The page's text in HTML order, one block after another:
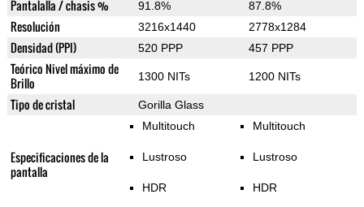
Pantalalla / chasis % 91.8% 87.8%
Resolución 3216x1440 2778x1284
Densidad (PPI) 520 PPP 457 PPP
Teórico Nivel máximo de
Brillo
1300 NITs 1200 NITs
Tipo de cristal Gorilla Glass
Especificaciones de la
pantalla
Multitouch
Lustroso
HDR
Multitouch
Lustroso
HDR